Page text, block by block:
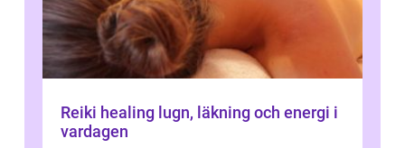
Reiki healing lugn, läkning och energi i
vardagen